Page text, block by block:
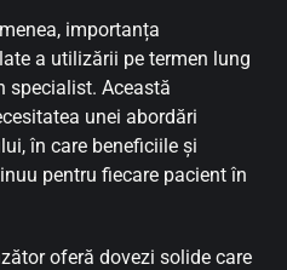
importanța
a utilizării pe termen lung
specialist. Această
unei abordări
în care beneficiile și
pentru fiecare pacient în
oferă dovezi solide care